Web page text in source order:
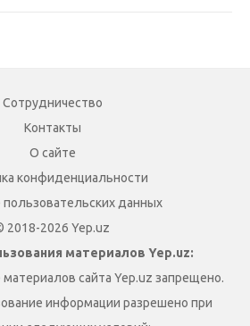
Сотрудничество
Контакты
О сайте
конфиденциальности
данных
2018-2026 Yep.uz
материалов Yep.uz:
сайта Yep.uz запрещено.
информации разрешено при